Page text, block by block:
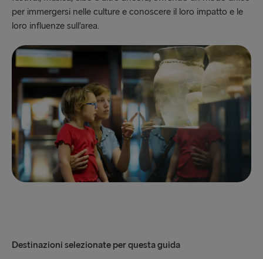
per immergersi nelle culture e conoscere il loro impatto e le
loro influenze sull’area.
Destinazioni selezionate per questa guida